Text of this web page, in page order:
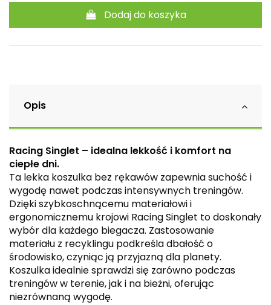
Dodaj do koszyka
Opis
Racing Singlet – idealna lekkość i komfort na
ciepłe dni.
Ta lekka koszulka bez rękawów zapewnia suchość i
wygodę nawet podczas intensywnych treningów.
Dzięki szybkoschnącemu materiałowi i
ergonomicznemu krojowi Racing Singlet to doskonały
wybór dla każdego biegacza. Zastosowanie
materiału z recyklingu podkreśla dbałość o
środowisko, czyniąc ją przyjazną dla planety.
Koszulka idealnie sprawdzi się zarówno podczas
treningów w terenie, jak i na bieżni, oferując
niezrównaną wygodę.